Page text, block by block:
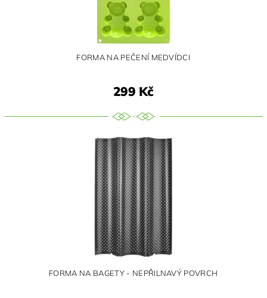
FORMA NA PEČENÍ MEDVÍDCI
299 Kč
FORMA NA BAGETY - NEPŘILNAVÝ POVRCH